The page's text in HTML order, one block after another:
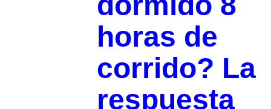
horas de
corrido? La
respuesta